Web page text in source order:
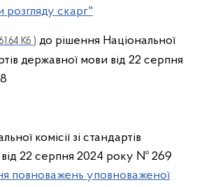
розгляду скарг"
Кб ) до рішення Національної
державної мови від 22 серпня
комісії зі стандартів
22 серпня 2024 року № 269
повноважень уповноваженої